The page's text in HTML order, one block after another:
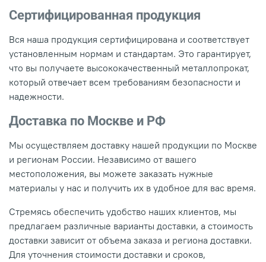
Сертифицированная продукция
Вся наша продукция сертифицирована и соответствует
установленным нормам и стандартам. Это гарантирует,
что вы получаете высококачественный металлопрокат,
который отвечает всем требованиям безопасности и
надежности.
Доставка по Москве и РФ
Мы осуществляем доставку нашей продукции по Москве
и регионам России. Независимо от вашего
местоположения, вы можете заказать нужные
материалы у нас и получить их в удобное для вас время.
Стремясь обеспечить удобство наших клиентов, мы
предлагаем различные варианты доставки, а стоимость
доставки зависит от объема заказа и региона доставки.
Для уточнения стоимости доставки и сроков,